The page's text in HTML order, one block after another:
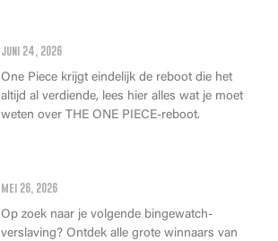
juni 24, 2026
One Piece krijgt eindelijk de reboot die het
altijd al verdiende, lees hier alles wat je moet
weten over THE ONE PIECE-reboot.
mei 26, 2026
Op zoek naar je volgende bingewatch-
verslaving? Ontdek alle grote winnaars van